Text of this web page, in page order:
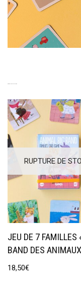
RUPTURE DE
JEU DE 7 FAMILLES
BAND DES
18,50€